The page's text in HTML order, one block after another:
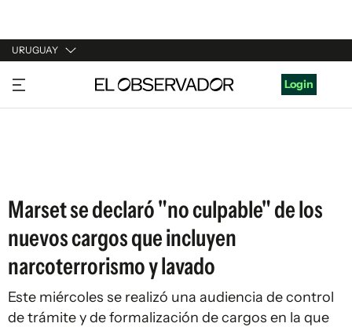
URUGUAY
URUGUAY
ARGENTINA
Login
Marset se declaró "no culpable" de los
nuevos cargos que incluyen
narcoterrorismo y lavado
Este miércoles se realizó una audiencia de control
de trámite y de formalización de cargos en la que